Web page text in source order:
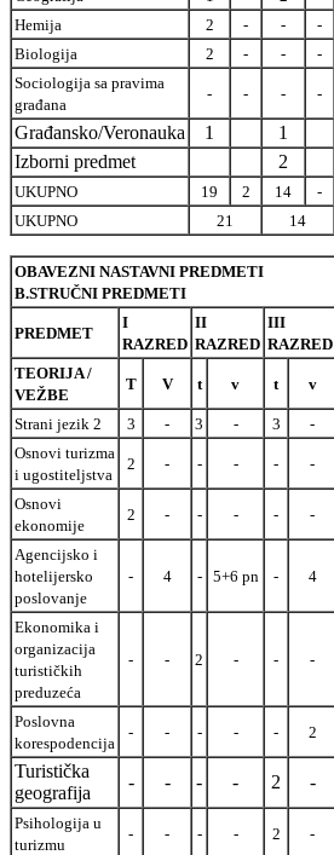
Hemija
2 - - -
Biologija
2 - - -
Sociologija sa pravima
građana
- - - -
Građansko/Veronauka 1 1
Izborni predmet
2
UKUPNO 19 2 14 -
UKUPNO
21 14
OBAVEZNI NASTAVNI PREDMETI
B.STRUČNI PREDMETI
PREDMET
I
RAZRED
II
RAZRED
III
RAZRED
TEORIJA /
VEŽBE
T V t v t v
Strani jezik 2 3 - 3 - 3 -
Osnovi turizma
i ugostiteljstva
2 - - - - -
Osnovi
ekonomije
2 - - - - -
Agencijsko i
hotelijersko
poslovanje
- 4 - 5+6 pn - 4
Ekonomika i
organizacija
turističkih
preduzeća
- - 2 - - -
Poslovna
korespodencija
- - - - - 2
Turistička
geografija
- - - - 2 -
Psihologija u
turizmu
- - - - 2 -